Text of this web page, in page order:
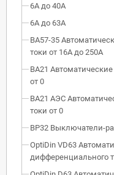
6А до 40А
6А до 63А
ВА57-35
токи от 16А до 250А
ВА21
от 0
ВА21 АЭС
токи от 0
ВР32 Выключатели-
OptiDin VD63
дифференциального